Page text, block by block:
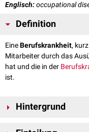
Englisch:occupational
Definition
EineBerufskrankheit, kurz
Mitarbeiter durch das
hat und die in der
ist.
Hintergrund